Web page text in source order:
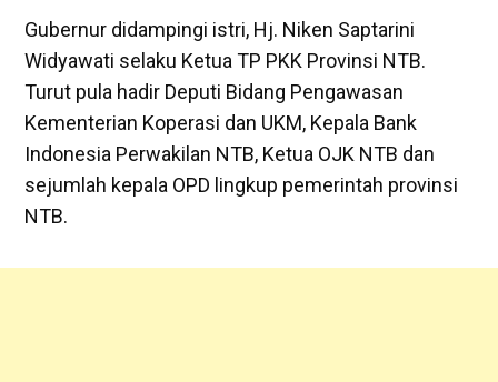
Gubernur didampingi istri, Hj. Niken Saptarini
Widyawati selaku Ketua TP PKK Provinsi NTB.
Turut pula hadir Deputi Bidang Pengawasan
Kementerian Koperasi dan UKM, Kepala Bank
Indonesia Perwakilan NTB, Ketua OJK NTB dan
sejumlah kepala OPD lingkup pemerintah provinsi
NTB.